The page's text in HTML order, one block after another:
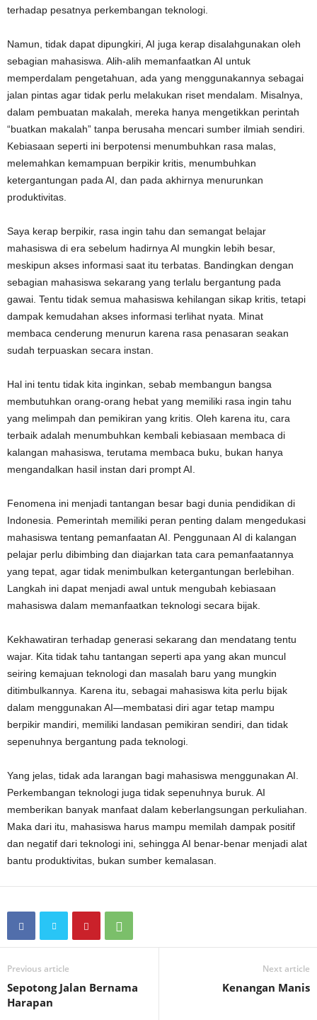
terhadap pesatnya perkembangan teknologi.
Namun, tidak dapat dipungkiri, AI juga kerap disalahgunakan oleh
sebagian mahasiswa. Alih-alih memanfaatkan AI untuk
memperdalam pengetahuan, ada yang menggunakannya sebagai
jalan pintas agar tidak perlu melakukan riset mendalam. Misalnya,
dalam pembuatan makalah, mereka hanya mengetikkan perintah
“buatkan makalah” tanpa berusaha mencari sumber ilmiah sendiri.
Kebiasaan seperti ini berpotensi menumbuhkan rasa malas,
melemahkan kemampuan berpikir kritis, menumbuhkan
ketergantungan pada AI, dan pada akhirnya menurunkan
produktivitas.
Saya kerap berpikir, rasa ingin tahu dan semangat belajar
mahasiswa di era sebelum hadirnya AI mungkin lebih besar,
meskipun akses informasi saat itu terbatas. Bandingkan dengan
sebagian mahasiswa sekarang yang terlalu bergantung pada
gawai. Tentu tidak semua mahasiswa kehilangan sikap kritis, tetapi
dampak kemudahan akses informasi terlihat nyata. Minat
membaca cenderung menurun karena rasa penasaran seakan
sudah terpuaskan secara instan.
Hal ini tentu tidak kita inginkan, sebab membangun bangsa
membutuhkan orang-orang hebat yang memiliki rasa ingin tahu
yang melimpah dan pemikiran yang kritis. Oleh karena itu, cara
terbaik adalah menumbuhkan kembali kebiasaan membaca di
kalangan mahasiswa, terutama membaca buku, bukan hanya
mengandalkan hasil instan dari prompt AI.
Fenomena ini menjadi tantangan besar bagi dunia pendidikan di
Indonesia. Pemerintah memiliki peran penting dalam mengedukasi
mahasiswa tentang pemanfaatan AI. Penggunaan AI di kalangan
pelajar perlu dibimbing dan diajarkan tata cara pemanfaatannya
yang tepat, agar tidak menimbulkan ketergantungan berlebihan.
Langkah ini dapat menjadi awal untuk mengubah kebiasaan
mahasiswa dalam memanfaatkan teknologi secara bijak.
Kekhawatiran terhadap generasi sekarang dan mendatang tentu
wajar. Kita tidak tahu tantangan seperti apa yang akan muncul
seiring kemajuan teknologi dan masalah baru yang mungkin
ditimbulkannya. Karena itu, sebagai mahasiswa kita perlu bijak
dalam menggunakan AI—membatasi diri agar tetap mampu
berpikir mandiri, memiliki landasan pemikiran sendiri, dan tidak
sepenuhnya bergantung pada teknologi.
Yang jelas, tidak ada larangan bagi mahasiswa menggunakan AI.
Perkembangan teknologi juga tidak sepenuhnya buruk. AI
memberikan banyak manfaat dalam keberlangsungan perkuliahan.
Maka dari itu, mahasiswa harus mampu memilah dampak positif
dan negatif dari teknologi ini, sehingga AI benar-benar menjadi alat
bantu produktivitas, bukan sumber kemalasan.
Previous article
Sepotong Jalan Bernama
Harapan
Next article
Kenangan Manis